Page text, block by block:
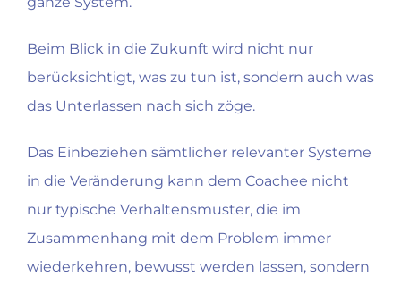
Beim Blick in die Zukunft wird nicht nur
berücksichtigt, was zu tun ist, sondern auch was
das Unterlassen nach sich zöge.
Das Einbeziehen sämtlicher relevanter Systeme
in die Veränderung kann dem Coachee nicht
nur typische Verhaltensmuster, die im
Zusammenhang mit dem Problem immer
wiederkehren, bewusst werden lassen, sondern